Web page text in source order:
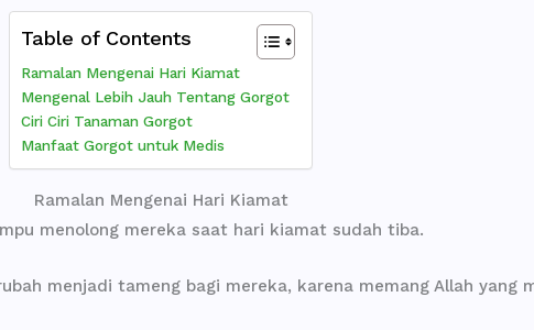
Table of Contents
Ramalan Mengenai Hari Kiamat
Mengenal Lebih Jauh Tentang Gorgot
Ciri Ciri Tanaman Gorgot
Manfaat Gorgot untuk Medis
Ramalan Mengenai Hari Kiamat
menolong mereka saat hari kiamat sudah tiba.
menjadi tameng bagi mereka, karena memang Allah yang